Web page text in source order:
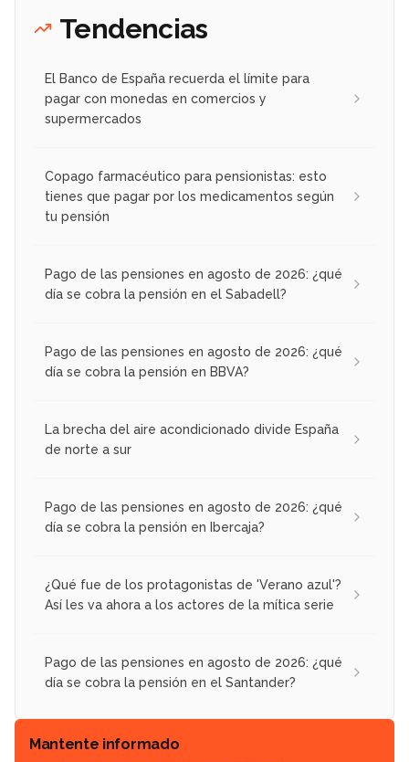
Tendencias
El Banco de España recuerda el límite para
pagar con monedas en comercios y
supermercados
Copago farmacéutico para pensionistas: esto
tienes que pagar por los medicamentos según
tu pensión
Pago de las pensiones en agosto de 2026: ¿qué
día se cobra la pensión en el Sabadell?
Pago de las pensiones en agosto de 2026: ¿qué
día se cobra la pensión en BBVA?
La brecha del aire acondicionado divide España
de norte a sur
Pago de las pensiones en agosto de 2026: ¿qué
día se cobra la pensión en Ibercaja?
¿Qué fue de los protagonistas de 'Verano azul'?
Así les va ahora a los actores de la mítica serie
Pago de las pensiones en agosto de 2026: ¿qué
día se cobra la pensión en el Santander?
Mantente informado